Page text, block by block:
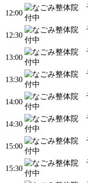
12:00
12:30
13:00
13:30
14:00
14:30
15:00
15:30